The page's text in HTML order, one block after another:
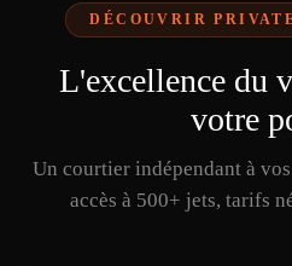
DÉCOUVRIR
L'excellence du
votre
Un courtier indépendant à
accès à 500+ jets, tarifs